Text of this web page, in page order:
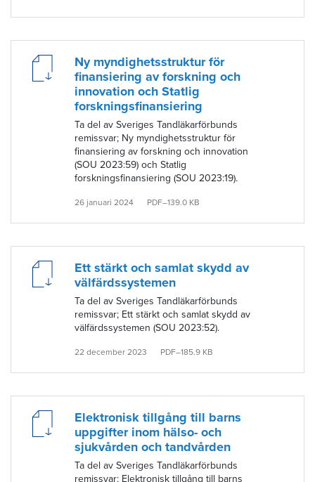
Ny myndighetsstruktur för
finansiering av forskning och
innovation och Statlig
forskningsfinansiering
Ta del av Sveriges Tandläkarförbunds
remissvar; Ny myndighetsstruktur för
finansiering av forskning och innovation
(SOU 2023:59) och Statlig
forskningsfinansiering (SOU 2023:19).
26 januari 2024 PDF–139.0 KB
Ett stärkt och samlat skydd av
välfärdssystemen
Ta del av Sveriges Tandläkarförbunds
remissvar; Ett stärkt och samlat skydd av
välfärdssystemen (SOU 2023:52).
22 december 2023 PDF–185.9 KB
Elektronisk tillgång till barns
uppgifter inom hälso- och
sjukvården och tandvården
Ta del av Sveriges Tandläkarförbunds
remissvar; Elektronisk tillgång till barns